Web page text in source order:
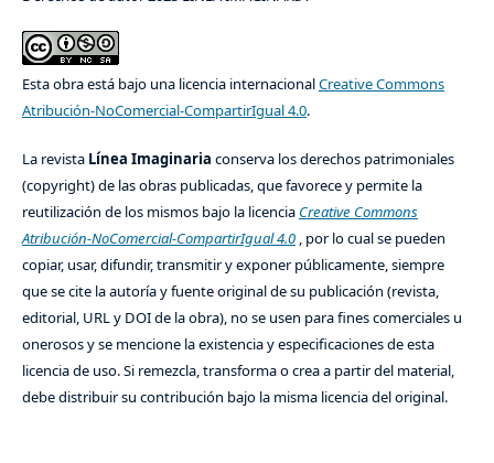
Esta obra está bajo una licencia internacionalCreative Commons
Atribución-NoComercial-CompartirIgual 4.0.
La revista Línea Imaginaria conserva los derechos patrimoniales
(copyright) de las obras publicadas, que favorece y permite la
reutilización de los mismos bajo la licencia Creative Commons
Atribución-NoComercial-CompartirIgual 4.0, por lo cual se pueden
copiar, usar, difundir, transmitir y exponer públicamente, siempre
que se cite la autoría y fuente original de su publicación (revista,
editorial, URL y DOI de la obra), no se usen para fines comerciales u
onerosos y se mencione la existencia y especificaciones de esta
licencia de uso. Si remezcla, transforma o crea a partir del material,
debe distribuir su contribución bajo la misma licencia del original.